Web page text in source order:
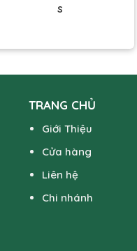
s
TRANG CHỦ
Giới Thiệu
Cửa hàng
Liên hệ
Chi nhánh